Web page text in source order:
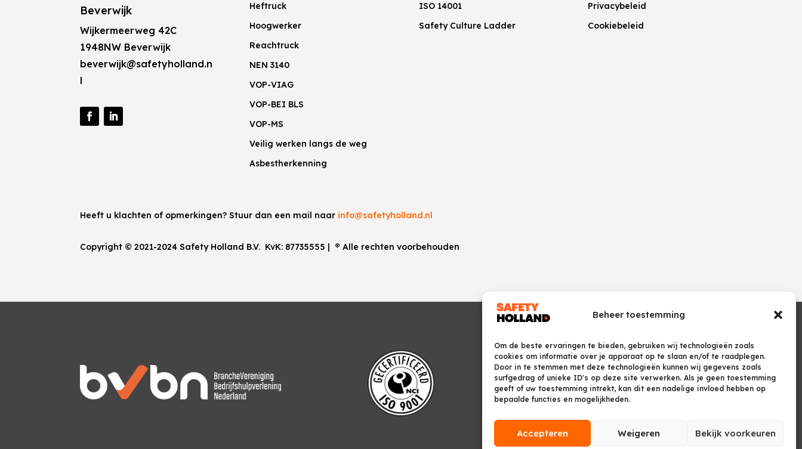
Beheer toestemming
Om de beste ervaringen te bieden, gebruiken wij technologieën zoals
cookies om informatie over je apparaat op te slaan en/of te raadplegen.
Door in te stemmen met deze technologieën kunnen wij gegevens zoals
surfgedrag of unieke ID's op deze site verwerken. Als je geen toestemming
geeft of uw toestemming intrekt, kan dit een nadelige invloed hebben op
bepaalde functies en mogelijkheden.
Accepteren Weigeren Bekijk voorkeuren
Beverwijk
Wijkermeerweg 42C
1948NW Beverwijk
beverwijk@safetyholland.n
l
Heftruck
Hoogwerker
Reachtruck
NEN 3140
VOP-VIAG
VOP-BEI BLS
VOP-MS
Veilig werken langs de weg
Asbestherkenning
ISO 14001
Safety Culture Ladder
Privacybeleid
Cookiebeleid
Heeft u klachten of opmerkingen? Stuur dan een mail naar info@safetyholland.nl
Copyright © 2021-2024 Safety Holland B.V. KvK: 87735555 | ®Alle rechten voorbehouden